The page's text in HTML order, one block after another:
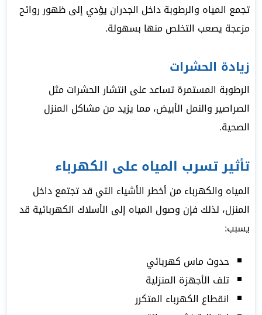
تجمع المياه والرطوبة داخل الجدران يؤدي إلى ظهور روائح
مزعجة يصعب التخلص منها بسهولة.
زيادة الحشرات
الرطوبة المستمرة تساعد على انتشار الحشرات مثل
الصراصير والنمل الأبيض، مما يزيد من مشاكل المنزل
الصحية.
تأثير تسرب المياه على الكهرباء
المياه والكهرباء من أخطر الأشياء التي قد تجتمع داخل
المنزل، لذلك فإن وصول المياه إلى الأسلاك الكهربائية قد
يسبب:
حدوث ماس كهربائي
تلف الأجهزة المنزلية
انقطاع الكهرباء المتكرر